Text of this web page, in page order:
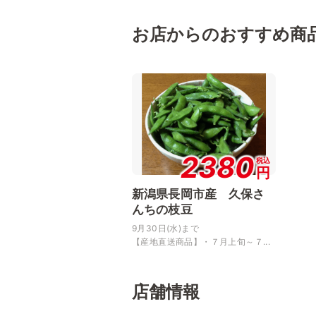
お店からのおすすめ商
2380税込
円
新潟県長岡市産 久保さ
んちの枝豆
9月30日(水)まで
【産地直送商品】・７月上旬～７...
店舗情報